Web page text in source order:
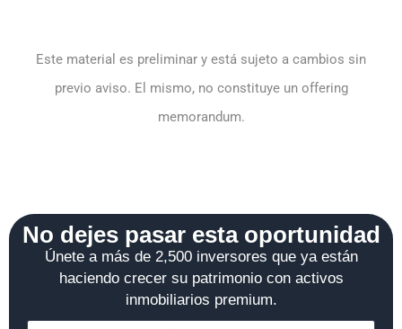
Este material es preliminar y está sujeto a cambios sin
previo aviso. El mismo, no constituye un offering
memorandum.
No dejes pasar esta oportunidad
Únete a más de 2,500 inversores que ya están
haciendo crecer su patrimonio con activos
inmobiliarios premium.